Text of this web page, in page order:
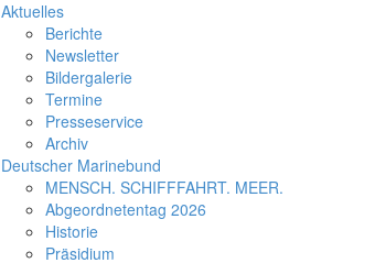
Aktuelles
Berichte
Newsletter
Bildergalerie
Termine
Presseservice
Archiv
Deutscher Marinebund
MENSCH. SCHIFFFAHRT. MEER.
Abgeordnetentag 2026
Historie
Präsidium